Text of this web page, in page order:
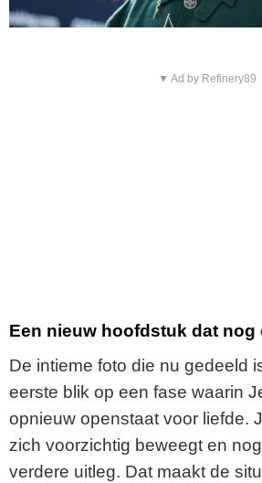
▼ Ad by Refinery89
Een nieuw hoofdstuk dat nog
De intieme foto die nu gedeeld
eerste blik op een fase waarin
opnieuw openstaat voor liefde.
zich voorzichtig beweegt en
verdere uitleg. Dat maakt de